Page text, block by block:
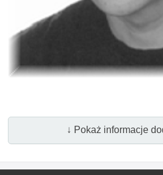
↓ Pokaż informacje